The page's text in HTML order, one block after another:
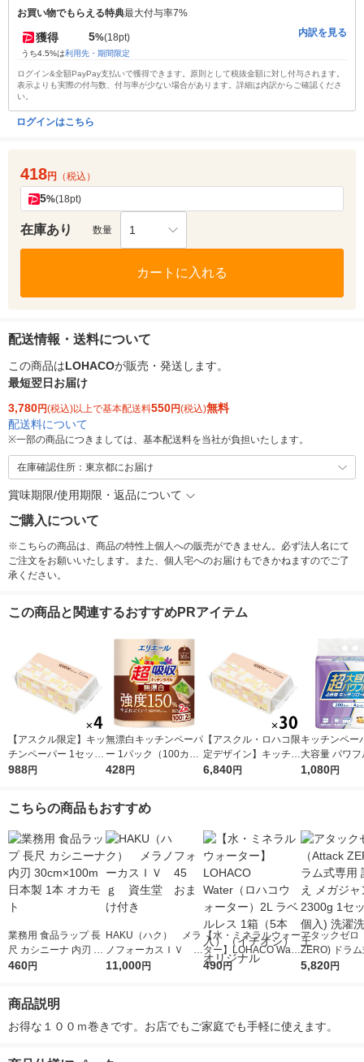
お買い物でもらえる特典最大付与率7%
獲得 5%(18pt)
うち4.5%は利用先・期間限定
内訳を見る
ログイン&全額PayPay支払いで獲得できます。原則として税抜金額に対し付与されます。
表示よりも実際の付与数、付与率が少ない場合があります。詳細は内訳からご確認くださ
い。
ログインはこちら
418円 （税込）
5%(18pt)
在庫あり 数量 1
カートに入れる
配送情報・送料について
この商品はLOHACOが販売・発送します。
最短翌日お届け
3,780円(税込)以上で基本配送料550円(税込)無料
配送料について
※一部の商品につきましては、基本配送料を当社が負担いたします。
在庫確認住所：東京都にお届け
賞味期限/使用期限・返品について
ご購入について
※こちらの商品は、商品の特性上個人への販売ができません。必ず法人名にて
ご注文をお願いいたします。また、個人宅へのお届けもできかねますのでご了
承ください。
この商品と関連するおすすめPRアイテム
【アスクル限定】キッ
チンペーパー 1セット
（200組×4）スコッテ
タオル 日本製紙クレ
988円
無漂白キッチンペーパ
ー 1パック（100カッ
ト×2ロール）超吸収
428円
【アスクル・ロハコ限
定デザイン】キッチン
ペーパー スコッティ
6,840円
キッチンペー
大容量 パワ
巻 キッチン
1,080円
こちらの商品もおすすめ
業務用 食品ラップ 長
尺 カシニーナ 内刃 30
cm×100m 日本製 1本
460円
HAKU（ハク） メラ
ノフォーカスＩＶ 4
5ｇ 資生堂 おまけ
11,000円
【水・ミネラルウォー
ター】LOHACO Wate
r（ロハコウォータ
490円
アタックゼロ
ZERO) ドラ
詰め替え メガ
5,820円
商品説明
お得な１００ｍ巻きです。お店でもご家庭でも手軽に使えます。